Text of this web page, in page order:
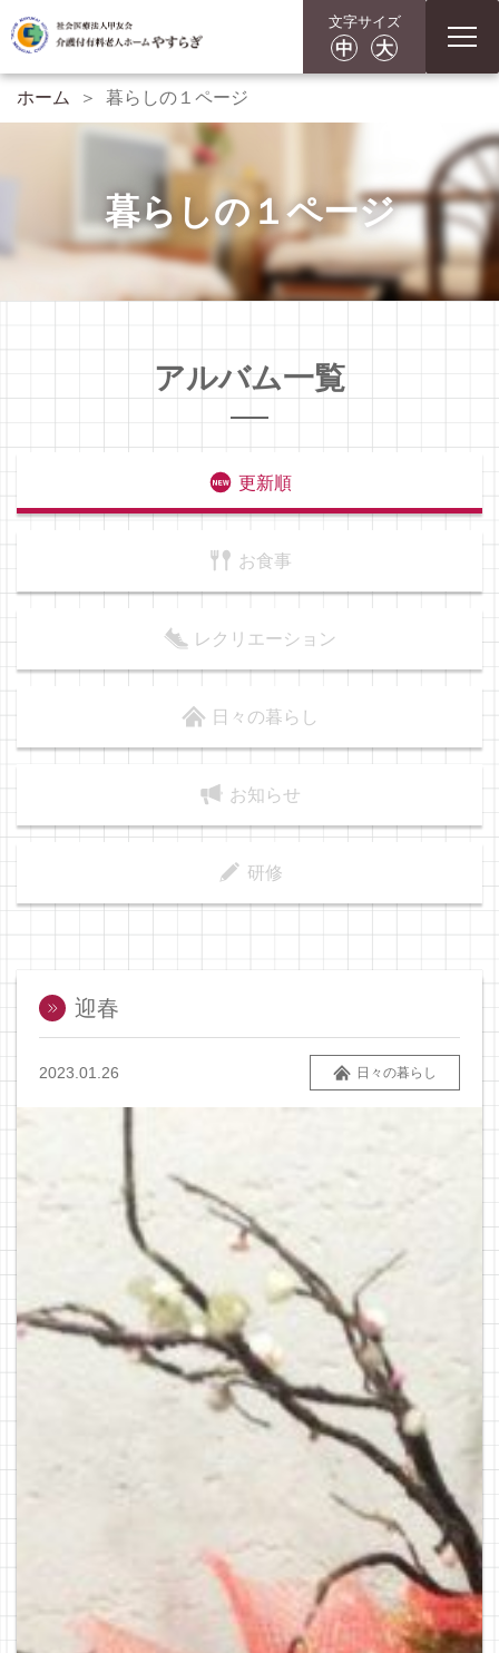
文字サイズ
中 大
ホーム 暮らしの１ページ
暮らしの１ページ
アルバム一覧
更新順
お食事
レクリエーション
日々の暮らし
お知らせ
研修
迎春
2023.01.26 日々の暮らし
toggle
navigation